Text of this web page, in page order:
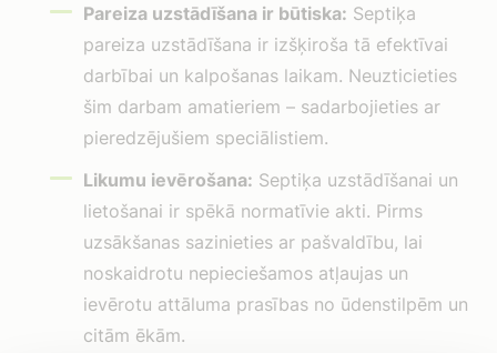
Pareiza uzstādīšana ir būtiska: Septiķa
pareiza uzstādīšana ir izšķiroša tā efektīvai
darbībai un kalpošanas laikam. Neuzticieties
šim darbam amatieriem – sadarbojieties ar
pieredzējušiem speciālistiem.
Likumu ievērošana: Septiķa uzstādīšanai un
lietošanai ir spēkā normatīvie akti. Pirms
uzsākšanas sazinieties ar pašvaldību, lai
noskaidrotu nepieciešamos atļaujas un
ievērotu attāluma prasības no ūdenstilpēm un
citām ēkām.